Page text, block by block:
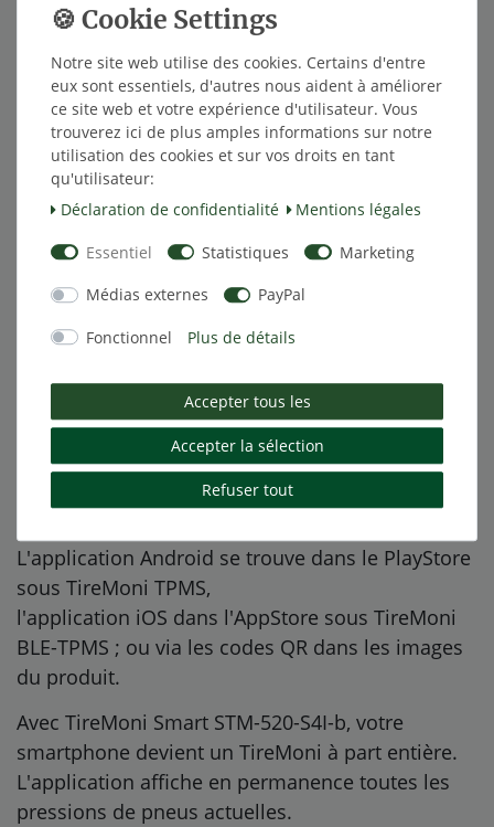
Téléchargez simplement l'application TireMoni
(gratuite dans le PlayStore pour Android, ou dans
l'AppStore pour les IO) sur votre smartphone et
installez les 4 capteurs avec les valves
métalliques dans vos pneus. Cela transforme
votre smartphone en un système de surveillance
également avec les appareils basés sur Android
(Navigation, NaviCeiver, Tablette) à partir
avec (presque) tous les systèmes TPMS du
fabricant et reçoit également les propres
capteurs TPMS du fabricant et affiche les valeurs
dans l'application sur un smartphone, une
tablette ou un navigateur.
L'application Android se trouve dans le PlayStore
sous TireMoni TPMS,
l'application iOS dans l'AppStore sous TireMoni
BLE-TPMS ; ou via les codes QR dans les images
du produit.
Avec TireMoni Smart STM-520-S4I-b, votre
smartphone devient un TireMoni à part entière.
L'application affiche en permanence toutes les
pressions de pneus actuelles.
Notre site web utilise des cookies. Certains d'entre
eux sont essentiels, d'autres nous aident à améliorer
ce site web et votre expérience d'utilisateur. Vous
trouverez ici de plus amples informations sur notre
utilisation des cookies et sur vos droits en tant
qu'utilisateur:
Déclaration de confidentialité
Mentions légales
Essentiel Statistiques Marketing
Médias externes PayPal
Fonctionnel Plus de détails
Accepter tous les
Accepter la sélection
Refuser tout